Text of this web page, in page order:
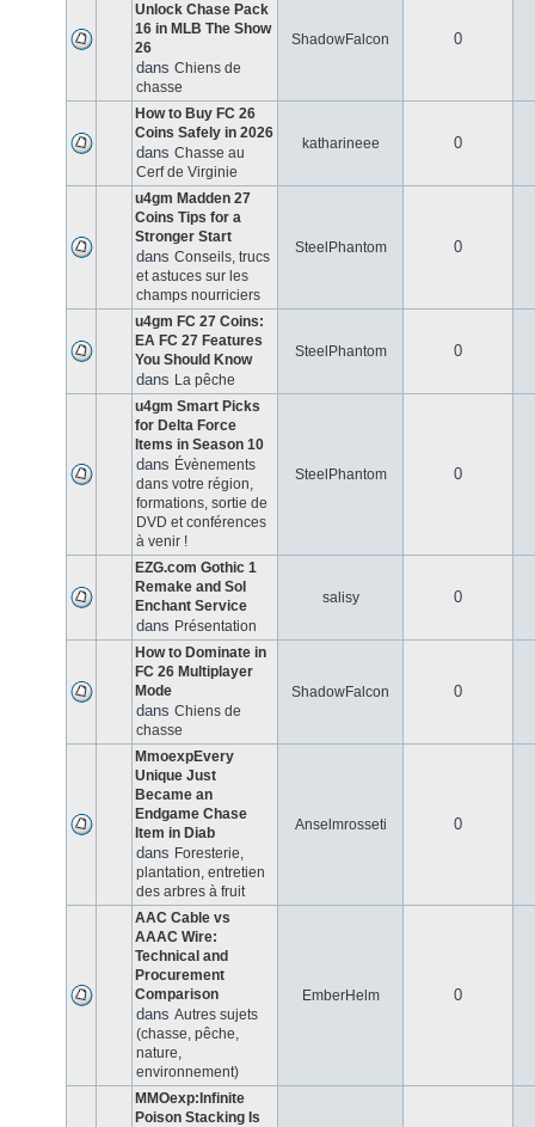
Unlock Chase Pack
16 in MLB The Show
26
dans Chiens de
chasse
ShadowFalcon 0
How to Buy FC 26
Coins Safely in 2026
dans Chasse au
Cerf de Virginie
katharineee 0
u4gm Madden 27
Coins Tips for a
Stronger Start
dans Conseils, trucs
et astuces sur les
champs nourriciers
SteelPhantom 0
u4gm FC 27 Coins:
EA FC 27 Features
You Should Know
dans La pêche
SteelPhantom 0
u4gm Smart Picks
for Delta Force
Items in Season 10
dans Évènements
dans votre région,
formations, sortie de
DVD et conférences
à venir !
SteelPhantom 0
EZG.com Gothic 1
Remake and Sol
Enchant Service
dans Présentation
salisy 0
How to Dominate in
FC 26 Multiplayer
Mode
dans Chiens de
chasse
ShadowFalcon 0
MmoexpEvery
Unique Just
Became an
Endgame Chase
Item in Diab
dans Foresterie,
plantation, entretien
des arbres à fruit
Anselmrosseti 0
AAC Cable vs
AAAC Wire:
Technical and
Procurement
Comparison
dans Autres sujets
(chasse, pêche,
nature,
environnement)
EmberHelm 0
MMOexp:Infinite
Poison Stacking Is